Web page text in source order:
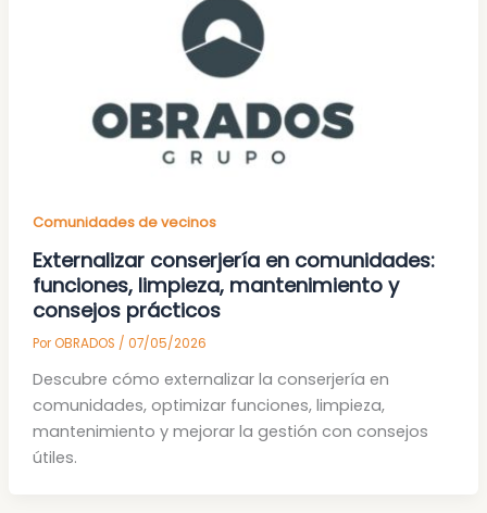
Comunidades de vecinos
Externalizar conserjería en comunidades:
funciones, limpieza, mantenimiento y
consejos prácticos
PorOBRADOS / 07/05/2026
Descubre cómo externalizar la conserjería en
comunidades, optimizar funciones, limpieza,
mantenimiento y mejorar la gestión con consejos
útiles.